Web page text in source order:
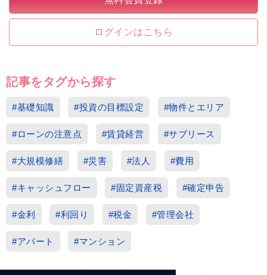
ログインはこちら
記事をタグから探す
#基礎知識 #投資の目標設定 #物件とエリア
#ローンの注意点 #賃貸経営 #サブリース
#大規模修繕 #災害 #法人 #費用
#キャッシュフロー #固定資産税 #確定申告
#金利 #利回り #税金 #管理会社
#アパート #マンション